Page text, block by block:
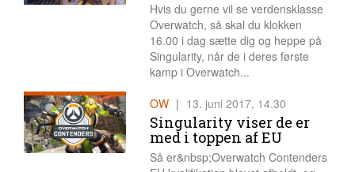
Hvis du gerne vil se verdensklasse
Overwatch, så skal du klokken
16.00 i dag sætte dig og heppe på
Singularity, når de i deres første
kamp i Overwatch...
OW | 13. juni 2017, 14.30
Singularity viser de er
med i toppen af EU
Så er&nbsp;Overwatch Contenders